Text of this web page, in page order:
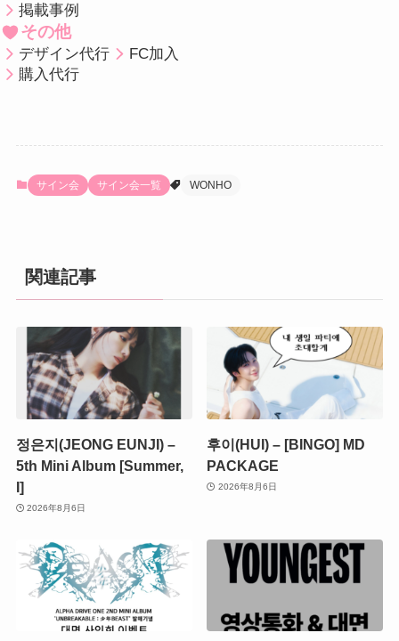
掲載事例
その他
デザイン代行
FC加入
購入代行
サイン会 サイン会一覧 WONHO
関連記事
정은지(JEONG EUNJI) –
5th Mini Album [Summer,
I]
2026年8月6日
후이(HUI) – [BINGO] MD
PACKAGE
2026年8月6日